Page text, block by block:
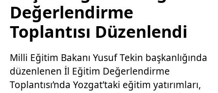
Değerlendirme
Toplantısı Düzenlendi
Milli Eğitim Bakanı Yusuf Tekin başkanlığında
düzenlenen İl Eğitim Değerlendirme
Toplantısı’nda Yozgat’taki eğitim yatırımları,